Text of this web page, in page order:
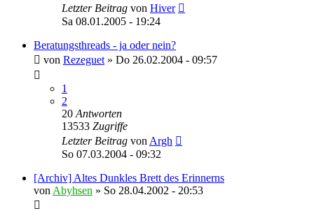
Letzter Beitrag von Hiver
Sa 08.01.2005 - 19:24
Beratungsthreads - ja oder nein?
von Rezeguet » Do 26.02.2004 - 09:57
1
2
20 Antworten
13533 Zugriffe
Letzter Beitrag von Argh
So 07.03.2004 - 09:32
[Archiv] Altes Dunkles Brett des Erinnerns
von Abyhsen » So 28.04.2002 - 20:53